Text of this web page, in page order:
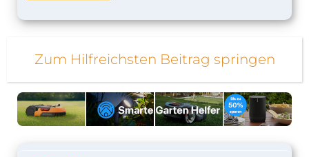
Zum Hilfreichsten Beitrag springen